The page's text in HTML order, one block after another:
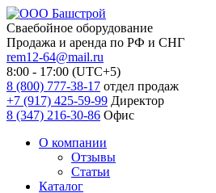
Сваебойное оборудование
Продажа и аренда по РФ и СНГ
rem12-64@mail.ru
8:00 - 17:00 (UTC+5)
8 (800) 777-38-17 отдел продаж
+7 (917) 425-59-99 Директор
8 (347) 216-30-86 Офис
О компании
Отзывы
Статьи
Каталог